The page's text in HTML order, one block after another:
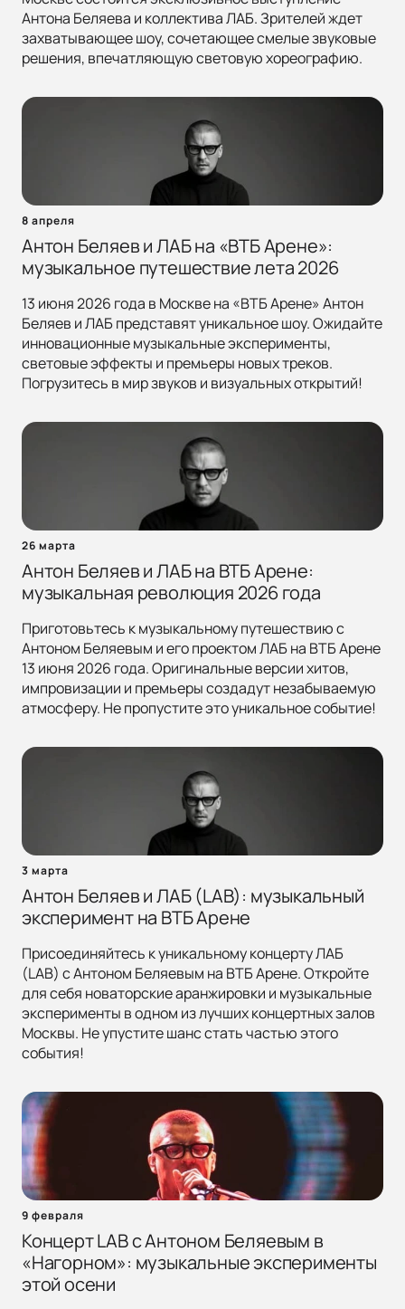
Антона Беляева и коллектива ЛАБ. Зрителей ждет
захватывающее шоу, сочетающее смелые звуковые
решения, впечатляющую световую хореографию.
8 апреля
Антон Беляев и ЛАБ на «ВТБ Арене»:
музыкальное путешествие лета 2026
13 июня 2026 года в Москве на «ВТБ Арене» Антон
Беляев и ЛАБ представят уникальное шоу. Ожидайте
инновационные музыкальные эксперименты,
световые эффекты и премьеры новых треков.
Погрузитесь в мир звуков и визуальных открытий!
26 марта
Антон Беляев и ЛАБ на ВТБ Арене:
музыкальная революция 2026 года
Приготовьтесь к музыкальному путешествию с
Антоном Беляевым и его проектом ЛАБ на ВТБ Арене
13 июня 2026 года. Оригинальные версии хитов,
импровизации и премьеры создадут незабываемую
атмосферу. Не пропустите это уникальное событие!
3 марта
Антон Беляев и ЛАБ (LAB): музыкальный
эксперимент на ВТБ Арене
Присоединяйтесь к уникальному концерту ЛАБ
(LAB) с Антоном Беляевым на ВТБ Арене. Откройте
для себя новаторские аранжировки и музыкальные
эксперименты в одном из лучших концертных залов
Москвы. Не упустите шанс стать частью этого
события!
9 февраля
Концерт LAB с Антоном Беляевым в
«Нагорном»: музыкальные эксперименты
этой осени